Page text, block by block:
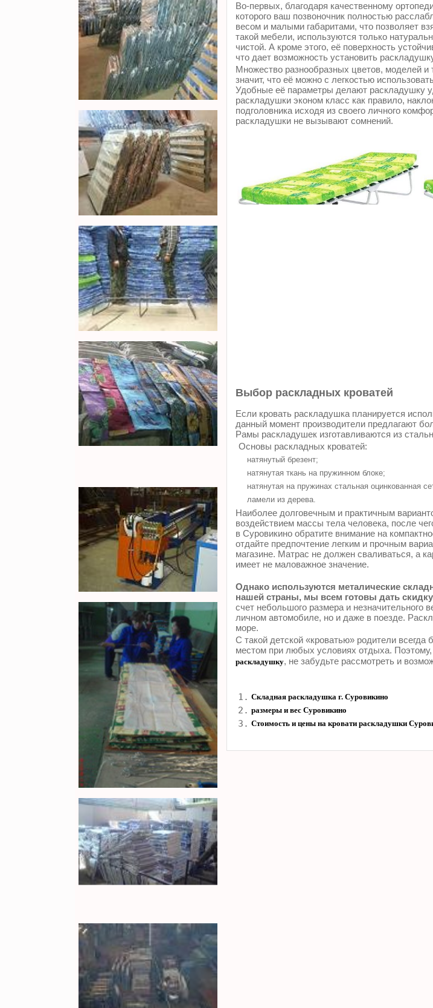
Во-первых, благодаря качественному
которого ваш позвоночник полностью
весом и малыми габаритами, что позволяет
такой мебели, используются только
чистой. А кроме этого, её поверхность
что дает возможность установить
Множество разнообразных цветов, моделей
значит, что её можно с легкостью
Удобные её параметры делают раскладушку
раскладушки эконом класс как правило,
подголовника исходя из своего личного
раскладушки не вызывают сомнений.
Выбор раскладных кроватей
Если кровать раскладушка планируется
данный момент производители предлагают
Рамы раскладушек изготавливаются из
Основы раскладных кроватей:
натянутый брезент;
натянутая ткань на пружинном блоке;
натянутая на пружинах стальная оцинкованная
ламели из дерева.
Наиболее долговечным и практичным
воздействием массы тела человека, после
в Суровикино обратите внимание на
отдайте предпочтение легким и прочным
магазине. Матрас не должен сваливаться, а
имеет не маловажное значение.
Однако используются металические
нашей страны, мы всем готовы дать
счет небольшого размера и незначительного
личном автомобиле, но и даже в поезде.
море.
С такой детской «кроватью» родители
местом при любых условиях отдыха. Поэтому,
раскладушку, не забудьте рассмотреть и
1. Складная раскладушка г. Суровикино
2. размеры и вес Суровикино
3. Стоимость и цены на кровати раскладушки